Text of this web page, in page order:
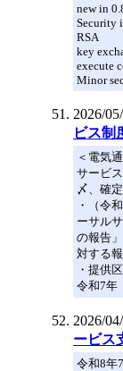
new in
Security
RSA
key
execute
Minor
2026/
ビス制
＜電気
サービ
〆、確
・（令
ーサル
の報告
対する
・提供
令和7年
2026/
ービス
令和8年